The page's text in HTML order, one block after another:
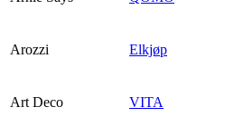
Arozzi Elkjøp
Art Deco VITA